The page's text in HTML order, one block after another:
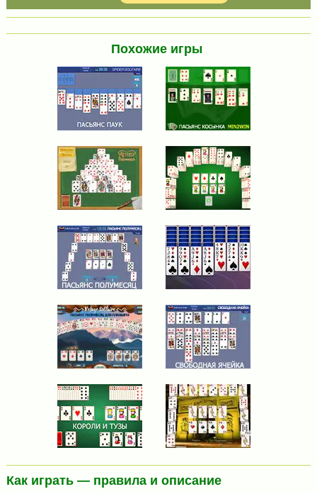
Похожие игры
Как играть — правила и описание